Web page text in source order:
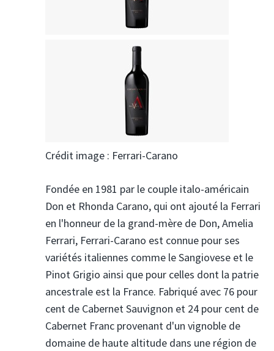
Crédit image : Ferrari-Carano
Fondée en 1981 par le couple italo-américain
Don et Rhonda Carano, qui ont ajouté la Ferrari
en l'honneur de la grand-mère de Don, Amelia
Ferrari, Ferrari-Carano est connue pour ses
variétés italiennes comme le Sangiovese et le
Pinot Grigio ainsi que pour celles dont la patrie
ancestrale est la France. Fabriqué avec 76 pour
cent de Cabernet Sauvignon et 24 pour cent de
Cabernet Franc provenant d'un vignoble de
domaine de haute altitude dans une région de